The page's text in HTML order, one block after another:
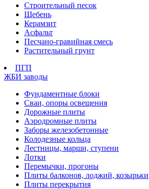
Строительный песок
Щебень
Керамзит
Асфальт
Песчано-гравийная смесь
Растительный грунт
ПГП
ЖБИ заводы
Фундаментные блоки
Сваи, опоры освещения
Дорожные плиты
Аэродромные плиты
Заборы железобетонные
Колодезные кольца
Лестницы, марши, ступени
Лотки
Перемычки, прогоны
Плиты балконов, лоджий, козырьки
Плиты перекрытия